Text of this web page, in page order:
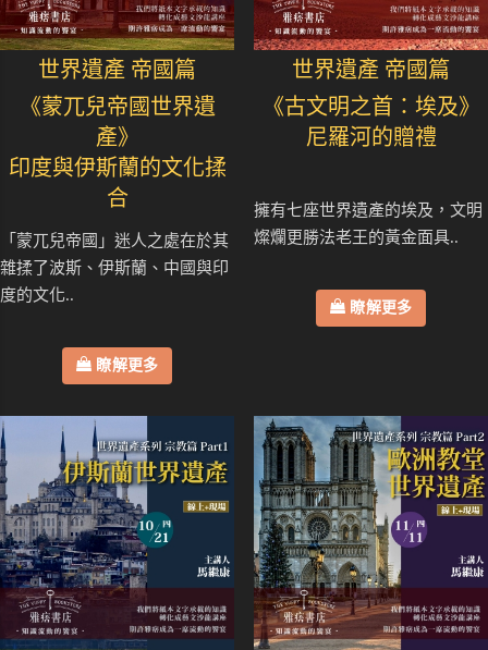
世界遺產 帝國篇
《蒙兀兒帝國世界遺
產》
印度與伊斯蘭的文化揉
合
「蒙兀兒帝國」迷人之處在於其
雜揉了波斯、伊斯蘭、中國與印
度的文化..
瞭解更多
世界遺產 帝國篇
《古文明之首：埃及》
尼羅河的贈禮
擁有七座世界遺產的埃及，文明
燦爛更勝法老王的黃金面具..
瞭解更多